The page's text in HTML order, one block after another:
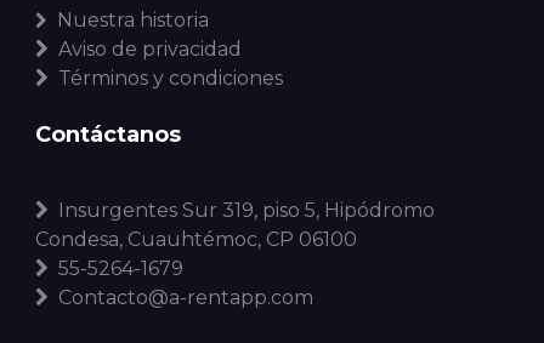
Nuestra historia
Aviso de privacidad
Términos y condiciones
Contáctanos
Insurgentes Sur 319, piso 5, Hipódromo
Condesa, Cuauhtémoc, CP 06100
55-5264-1679
Contacto@a-rentapp.com